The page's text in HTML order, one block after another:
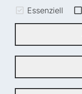
Essenziell
Leichte Sprache
Gebärdensprache